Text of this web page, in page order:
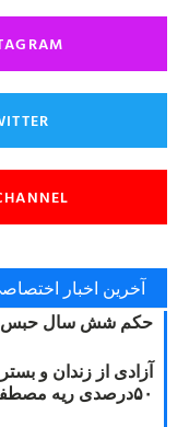
آخرین اخبار
حکم شش سال حبس
آزادی از زندان و
۵۰درصدی ریه مصطفی دانشجو